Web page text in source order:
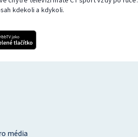
kdekoli a kdykoli.
média